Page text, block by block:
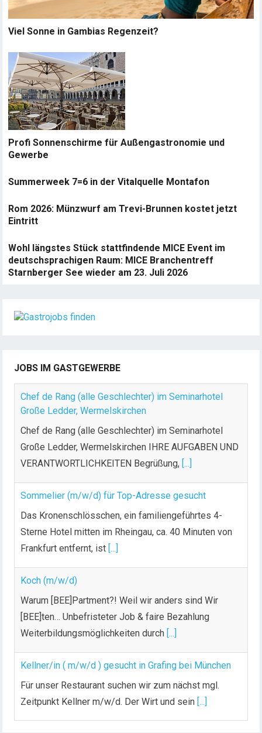
Viel Sonne in Gambias Regenzeit?
Profi Sonnenschirme für Außengastronomie und
Gewerbe
Summerweek 7=6 in der Vitalquelle Montafon
Rom 2026: Münzwurf am Trevi-Brunnen kostet jetzt
Eintritt
Wohl längstes Stück stattfindende MICE Event im
deutschsprachigen Raum: MICE Branchentreff
Starnberger See wieder am 23. Juli 2026
JOBS IM GASTGEWERBE
Chef de Rang (alle Geschlechter) im Seminarhotel
Große Ledder, Wermelskirchen
Chef de Rang (alle Geschlechter) im Seminarhotel
Große Ledder, Wermelskirchen IHRE AUFGABEN UND
VERANTWORTLICHKEITEN Begrüßung, [...]
Sommelier (m/w/d) für Top-Adresse gesucht
Das Kronenschlösschen, ein familiengeführtes 4-
Sterne Hotel mitten im Rheingau, ca. 40 Minuten von
Frankfurt entfernt, ist [...]
Koch (m/w/d)
Warum [BEE]Partment?! Weil wir anders sind Wir
[BEE]ten… Unbefristeter Job & faire Bezahlung
Weiterbildungsmöglichkeiten durch [...]
Kellner/in ( m/w/d ) gesucht in Grafing bei München
Für unser Restaurant suchen wir zum nächst mgl.
Zeitpunkt Kellner m/w/d. Der Wirt und sein [...]